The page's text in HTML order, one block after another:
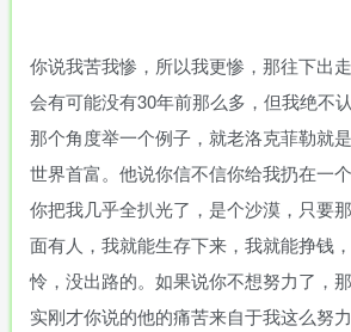
你说我苦我惨，所以我更惨，那往下出
会有可能没有30年前那么多，但我绝不
那个角度举一个例子，就老洛克菲勒就
世界首富。他说你信不信你给我扔在一
你把我几乎全扒光了，是个沙漠，只要
面有人，我就能生存下来，我就能挣钱
怜，没出路的。如果说你不想努力了，
实刚才你说的他的痛苦来自于我这么努